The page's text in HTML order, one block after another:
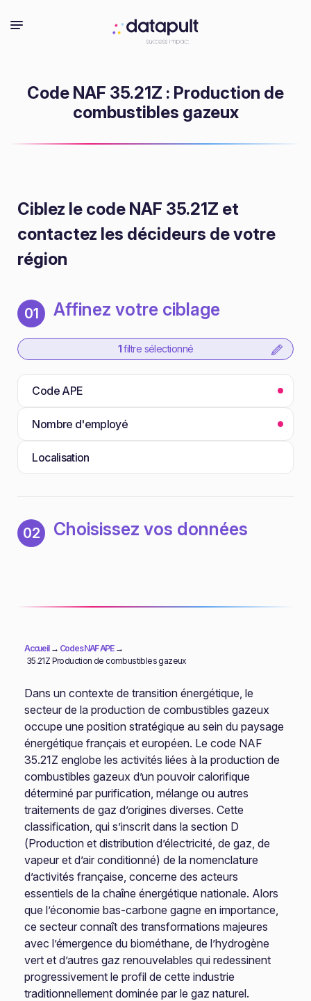
Code NAF 35.21Z : Production de
combustibles gazeux
Ciblez le code NAF 35.21Z et
contactez les décideurs de votre
région
01 Affinez votre ciblage
1 filtre sélectionné
Code APE
Nombre d'employé
Localisation
02 Choisissez vos données
Accueil→ Codes NAF APE→
35.21Z Production de combustibles gazeux
Dans un contexte de transition énergétique, le
secteur de la production de combustibles gazeux
occupe une position stratégique au sein du paysage
énergétique français et européen. Le code NAF
35.21Z englobe les activités liées à la production de
combustibles gazeux d’un pouvoir calorifique
déterminé par purification, mélange ou autres
traitements de gaz d’origines diverses. Cette
classification, qui s’inscrit dans la section D
(Production et distribution d’électricité, de gaz, de
vapeur et d’air conditionné) de la nomenclature
d’activités française, concerne des acteurs
essentiels de la chaîne énergétique nationale. Alors
que l’économie bas-carbone gagne en importance,
ce secteur connaît des transformations majeures
avec l’émergence du biométhane, de l’hydrogène
vert et d’autres gaz renouvelables qui redessinent
progressivement le profil de cette industrie
traditionnellement dominée par le gaz naturel.